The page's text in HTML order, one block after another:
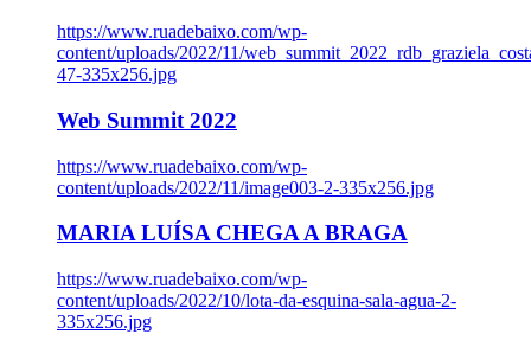
https://www.ruadebaixo.com/wp-
content/uploads/2022/11/
47-335x256.jpg
Web Summit 2022
https://www.ruadebaixo.com/wp-
content/uploads/2022/11/image003-2-335x256.jpg
MARIA LUÍSA CHEGA A BRAGA
https://www.ruadebaixo.com/wp-
content/uploads/2022/10/lota-da-esquina-sala-agua-2-
335x256.jpg